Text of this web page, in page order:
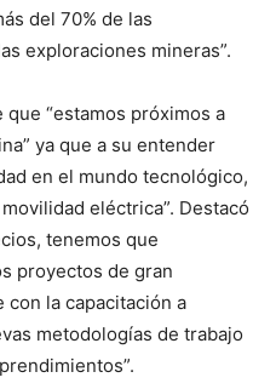
del 70% de las
exploraciones mineras”.
“estamos próximos a
ya que a su entender
en el mundo tecnológico,
eléctrica”. Destacó
tenemos que
proyectos de gran
la capacitación a
metodologías de trabajo